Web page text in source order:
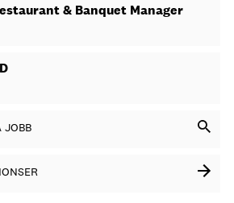
& Banquet Manager
JOBB